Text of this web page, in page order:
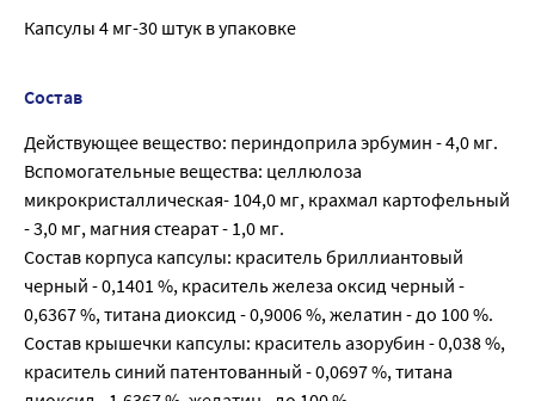
Капсулы 4 мг-30 штук в упаковке
Состав
Действующее вещество: периндоприла эрбумин - 4,0 мг.
Вспомогательные вещества: целлюлоза
микрокристаллическая- 104,0 мг, крахмал картофельный
- 3,0 мг, магния стеарат - 1,0 мг.
Состав корпуса капсулы: краситель бриллиантовый
черный - 0,1401 %, краситель железа оксид черный -
0,6367 %, титана диоксид - 0,9006 %, желатин - до 100 %.
Состав крышечки капсулы: краситель азорубин - 0,038 %,
краситель синий патентованный - 0,0697 %, титана